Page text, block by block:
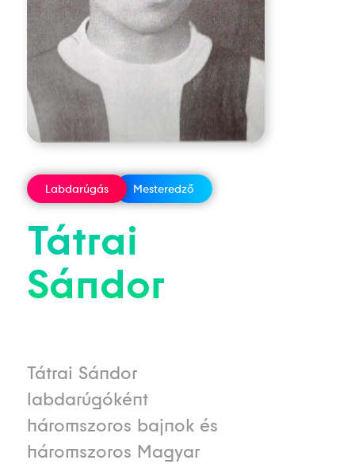
Labdarúgás Mesteredző
Tátrai
Sándor
Tátrai Sándor
labdarúgóként
háromszoros bajnok és
háromszoros Magyar